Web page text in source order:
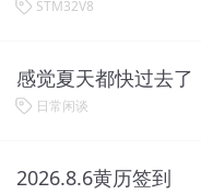
STM32V8
感觉夏天都快过去了
日常闲谈
2026.8.6黄历签到